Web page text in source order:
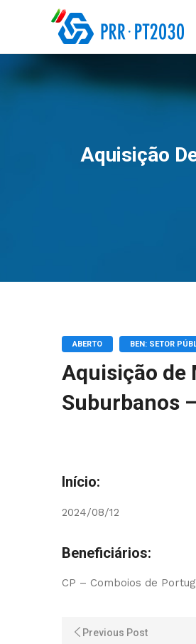
Aquisição
ABERTO BEN: SETOR
Aquisição de
Suburbanos
Início:
2024/08/12
Beneficiários:
CP – Comboios de
Previous Post